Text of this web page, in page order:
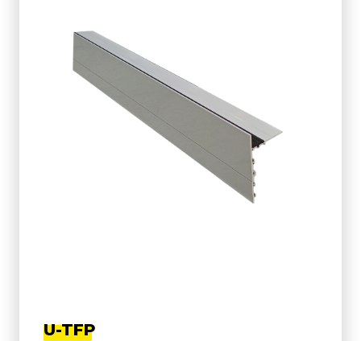
U-TFP